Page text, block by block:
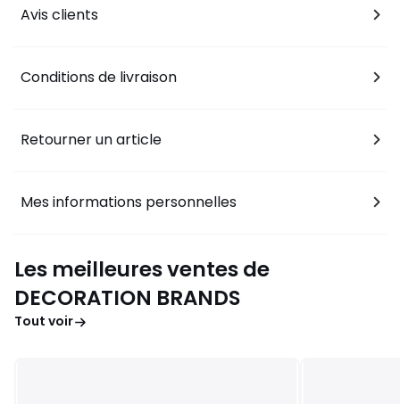
Avis clients
Conditions de livraison
Retourner un article
Mes informations personnelles
Les meilleures ventes de
DECORATION BRANDS
Tout voir